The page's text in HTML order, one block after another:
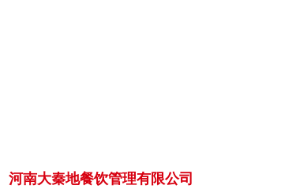
河南大秦地餐饮管理有限公司